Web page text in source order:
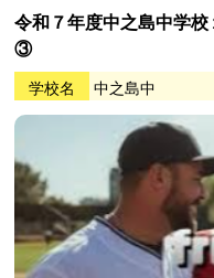
令和７年度中之島中学
③
学校名 中之島中